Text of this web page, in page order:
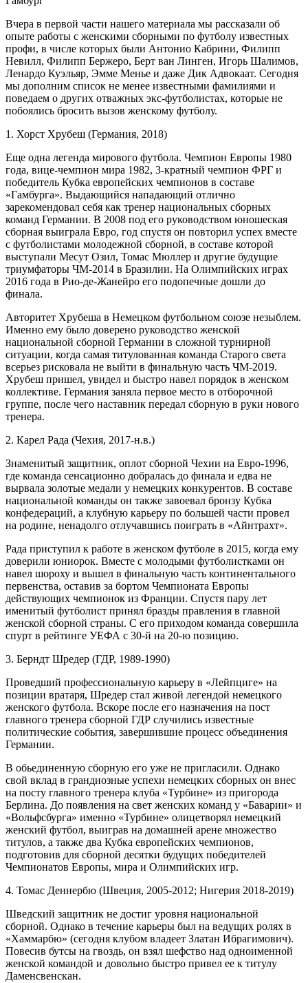
Вчера в первой части нашего материала мы рассказали об
опыте работы с женскими сборными по футболу известных
профи, в числе которых были Антонио Кабрини, Филипп
Невилл, Филипп Бержеро, Берт ван Линген, Игорь Шалимов,
Ленардо Куэльяр, Эмме Менье и даже Дик Адвокаат. Сегодня
мы дополним список не менее известными фамилиями и
поведаем о других отважных экс-футболистах, которые не
побоялись бросить вызов женскому футболу.
1. Хорст Хрубеш (Германия, 2018)
Еще одна легенда мирового футбола. Чемпион Европы 1980
года, вице-чемпион мира 1982, 3-кратный чемпион ФРГ и
победитель Кубка европейских чемпионов в составе
«Гамбурга». Выдающийся нападающий отлично
зарекомендовал себя как тренер национальных сборных
команд Германии. В 2008 под его руководством юношеская
сборная выиграла Евро, год спустя он повторил успех вместе
с футболистами молодежной сборной, в составе которой
выступали Месут Озил, Томас Мюллер и другие будущие
триумфаторы ЧМ-2014 в Бразилии. На Олимпийских играх
2016 года в Рио-де-Жанейро его подопечные дошли до
финала.
Авторитет Хрубеша в Немецком футбольном союзе незыблем.
Именно ему было доверено руководство женской
национальной сборной Германии в сложной турнирной
ситуации, когда самая титулованная команда Старого света
всерьез рисковала не выйти в финальную часть ЧМ-2019.
Хрубеш пришел, увидел и быстро навел порядок в женском
коллективе. Германия заняла первое место в отборочной
группе, после чего наставник передал сборную в руки нового
тренера.
2. Карел Рада (Чехия, 2017-н.в.)
Знаменитый защитник, оплот сборной Чехии на Евро-1996,
где команда сенсационно добралась до финала и едва не
вырвала золотые медали у немецких конкурентов. В составе
национальной команды он также завоевал бронзу Кубка
конфедераций, а клубную карьеру по большей части провел
на родине, ненадолго отлучавшись поиграть в «Айнтрахт».
Рада приступил к работе в женском футболе в 2015, когда ему
доверили юниорок. Вместе с молодыми футболистками он
навел шороху и вышел в финальную часть континентального
первенства, оставив за бортом Чемпионата Европы
действующих чемпионок из Франции. Спустя пару лет
именитый футболист принял бразды правления в главной
женской сборной страны. С его приходом команда совершила
спурт в рейтинге УЕФА с 30-й на 20-ю позицию.
3. Берндт Шредер (ГДР, 1989-1990)
Проведший профессиональную карьеру в «Лейпциге» на
позиции вратаря, Шредер стал живой легендой немецкого
женского футбола. Вскоре после его назначения на пост
главного тренера сборной ГДР случились известные
политические события, завершившие процесс объединения
Германии.
В обьединенную сборную его уже не пригласили. Однако
свой вклад в грандиозные успехи немецких сборных он внес
на посту главного тренера клуба «Турбине» из пригорода
Берлина. До появления на свет женских команд у «Баварии» и
«Вольфсбурга» именно «Турбине» олицетворял немецкий
женский футбол, выиграв на домашней арене множество
титулов, а также два Кубка европейских чемпионов,
подготовив для сборной десятки будущих победителей
Чемпионатов Европы, мира и Олимпийских игр.
4. Томас Деннербю (Швеция, 2005-2012; Нигерия 2018-2019)
Шведский защитник не достиг уровня национальной
сборной. Однако в течение карьеры был на ведущих ролях в
«Хаммарбю» (сегодня клубом владеет Златан Ибрагимович).
Повесив бутсы на гвоздь, он взял шефство над одноименной
женской командой и довольно быстро привел ее к титулу
Даменсвенскан.